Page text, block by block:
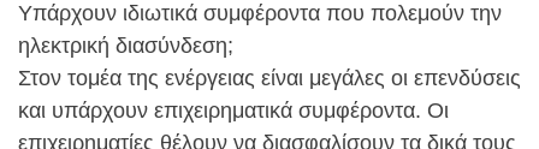
Υπάρχουν ιδιωτικά συμφέροντα που πολεμούν την
ηλεκτρική διασύνδεση;
Στον τομέα της ενέργειας είναι μεγάλες οι επενδύσεις
και υπάρχουν επιχειρηματικά συμφέροντα. Οι
επιχειρηματίες θέλουν να διασφαλίσουν τα δικά τους